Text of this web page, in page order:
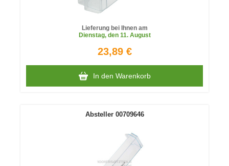
Lieferung bei Ihnen am
Dienstag, den 11. August
23,89 €
In den Warenkorb
Absteller 00709646